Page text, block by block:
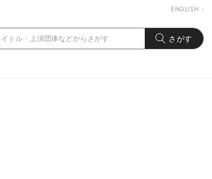
ENGLISH
さがす